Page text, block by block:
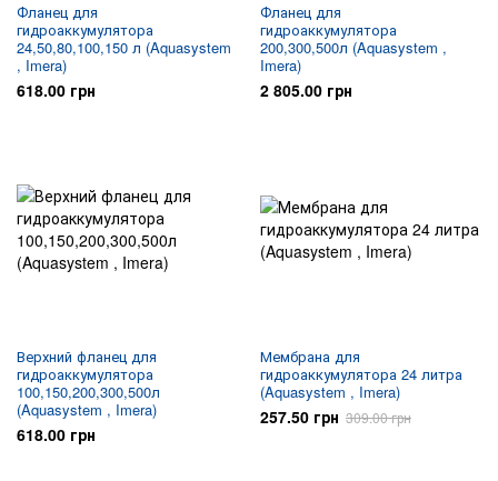
Фланец для
гидроаккумулятора
24,50,80,100,150 л (Aquasystem
, Imera)
618.00 грн
Фланец для
гидроаккумулятора
200,300,500л (Aquasystem ,
Imera)
2 805.00 грн
Верхний фланец для
гидроаккумулятора
100,150,200,300,500л
(Aquasystem , Imera)
618.00 грн
Мембрана для
гидроаккумулятора 24 литра
(Aquasystem , Imera)
257.50 грн 309.00 грн